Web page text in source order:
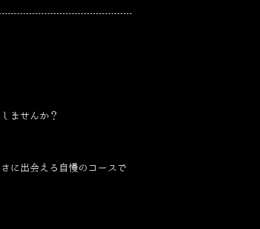
ませんか？
に出会える自慢のコースで